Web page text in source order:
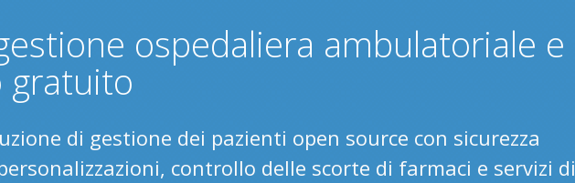
ospedaliera ambulatoriale e
gratuito
di gestione dei pazienti open source con sicurezza
controllo delle scorte di farmaci e servizi di